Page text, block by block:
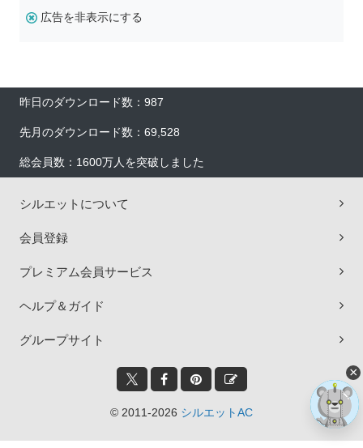
広告を非表示にする
昨日のダウンロード数：987
先月のダウンロード数：69,528
総会員数：1600万人を突破しました
シルエットについて
会員登録
プレミアム会員サービス
ヘルプ＆ガイド
グループサイト
© 2011-2026 シルエットAC
×